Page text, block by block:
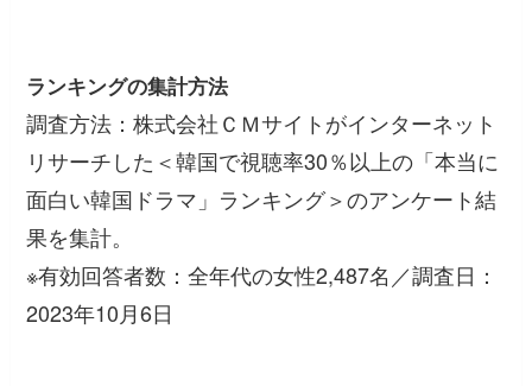
ランキングの集計方法
調査方法：株式会社ＣＭサイトがインターネット
リサーチした＜韓国で視聴率30％以上の「本当に
面白い韓国ドラマ」ランキング＞のアンケート結
果を集計。
※有効回答者数：全年代の女性2,487名／調査日：
2023年10月6日